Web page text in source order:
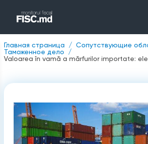
Главная страница
Сопутствующие
Таможенное дело
Valoarea în vamă a mărfurilor importate: